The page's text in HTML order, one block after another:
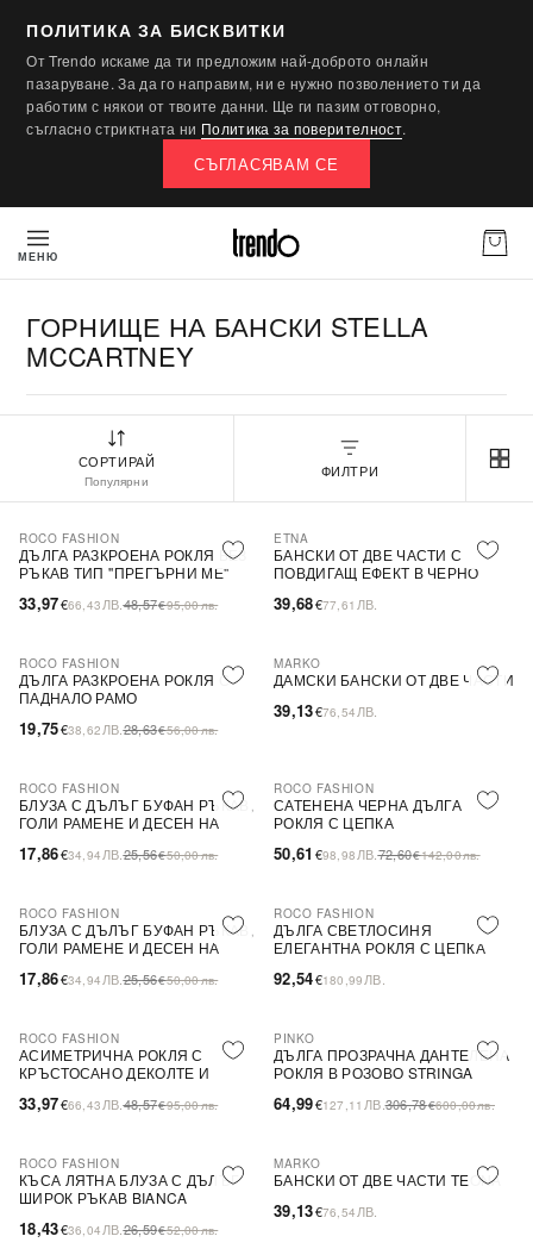
ПОЛИТИКА ЗА БИСКВИТКИ
От Trendo искаме да ти предложим най-доброто онлайн
пазаруване. За да го направим, ни е нужно позволението ти да
работим с някои от твоите данни. Ще ги пазим отговорно,
съгласно стриктната ни Политика за поверителност.
СЪГЛАСЯВАМ СЕ
МЕНЮ
ГОРНИЩЕ НА БАНСКИ STELLA
MCCARTNEY
СОРТИРАЙ
Популярни
ФИЛТРИ
-30%
ROCO FASHION
ДЪЛГА РАЗКРОЕНА РОКЛЯ БЕЗ
РЪКАВ ТИП ''ПРЕГЪРНИ МЕ''
33,97€66,43 ЛВ.48,57€95,00лв.
ETNA
БАНСКИ ОТ ДВЕ ЧАСТИ С
ПОВДИГАЩ ЕФЕКТ В ЧЕРНО
39,68€77,61 ЛВ.
-31%
ROCO FASHION
ДЪЛГА РАЗКРОЕНА РОКЛЯ С
ПАДНАЛО РАМО
19,75€38,62 ЛВ.28,63€56,00лв.
MARKO
ДАМСКИ БАНСКИ ОТ ДВЕ ЧАСТИ
39,13€76,54 ЛВ.
-30%
ROCO FASHION
БЛУЗА С ДЪЛЪГ БУФАН РЪКАВ,
ГОЛИ РАМЕНЕ И ДЕСЕН НА
17,86€34,94 ЛВ.25,56€50,00лв.
-30%
ROCO FASHION
САТЕНЕНА ЧЕРНА ДЪЛГА
РОКЛЯ С ЦЕПКА
50,61 €98,98 ЛВ.72,60€142,00лв.
-30%
ROCO FASHION
БЛУЗА С ДЪЛЪГ БУФАН РЪКАВ,
ГОЛИ РАМЕНЕ И ДЕСЕН НА
17,86€34,94 ЛВ.25,56€50,00лв.
ROCO FASHION
ДЪЛГА СВЕТЛОСИНЯ
ЕЛЕГАНТНА РОКЛЯ С ЦЕПКА
92,54€180,99 ЛВ.
-30%
ROCO FASHION
АСИМЕТРИЧНА РОКЛЯ С
КРЪСТОСАНО ДЕКОЛТЕ И
33,97€66,43 ЛВ.48,57€95,00лв.
-79%
PINKO
ДЪЛГА ПРОЗРАЧНА ДАНТЕЛЕНА
РОКЛЯ В РОЗОВО STRINGA
64,99€127,11 ЛВ.306,78€600,00лв.
-31%
ROCO FASHION
КЪСА ЛЯТНА БЛУЗА С ДЪЛЪГ
ШИРОК РЪКАВ BIANCA
18,43€36,04 ЛВ.26,59€52,00лв.
MARKO
БАНСКИ ОТ ДВЕ ЧАСТИ TEONA
39,13€76,54 ЛВ.